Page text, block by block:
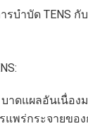
รบำบัด TENS
บาดแผลอันเนื่อ
แพร่กระจายขอ